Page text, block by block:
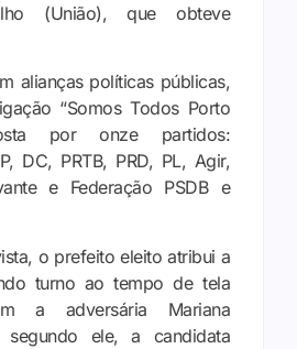
(União), que obteve
alianças políticas públicas,
“Somos Todos Porto
por onze partidos:
DC, PRTB, PRD, PL, Agir,
e Federação PSDB e
o prefeito eleito atribui a
turno ao tempo de tela
a adversária Mariana
segundo ele, a candidata